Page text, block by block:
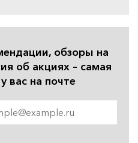
обзоры на
об акциях – самая
вас на почте